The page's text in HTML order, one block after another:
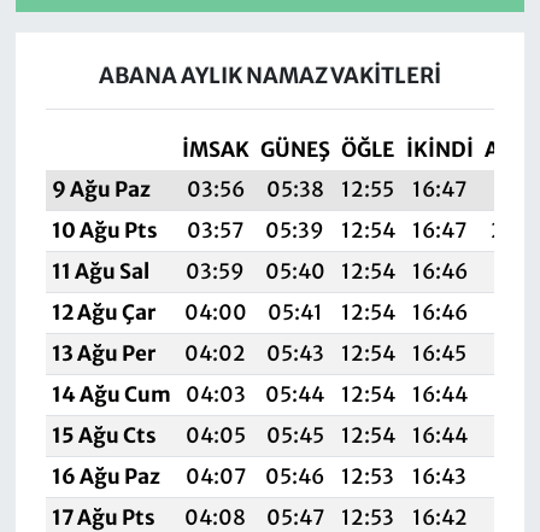
ABANA AYLIK NAMAZ VAKITLERI
İMSAK GÜNEŞ ÖĞLE İKINDI
9 Ağu Paz
03:56 05:38 12:55 16:47
10 Ağu Pts
03:57 05:39 12:54 16:47
11 Ağu Sal
03:59 05:40 12:54 16:46
12 Ağu Çar
04:00 05:41 12:54 16:46
13 Ağu Per
04:02 05:43 12:54 16:45
14 Ağu Cum
04:03 05:44 12:54 16:44
15 Ağu Cts
04:05 05:45 12:54 16:44
16 Ağu Paz
04:07 05:46 12:53 16:43
17 Ağu Pts
04:08 05:47 12:53 16:42